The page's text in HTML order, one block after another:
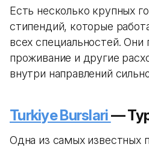
Есть несколько крупных
стипендий, которые
всех специальностей.
проживание и другие
внутри направлений
Turkiye Burslari—
Одна из самых известных